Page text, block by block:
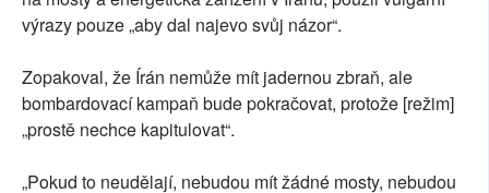
výrazy pouze „aby dal najevo svůj názor“.
Zopakoval, že Írán nemůže mít jadernou zbraň, ale
bombardovací kampaň bude pokračovat, protože [režim]
„prostě nechce kapitulovat“.
„Pokud to neudělají, nebudou mít žádné mosty, nebudou